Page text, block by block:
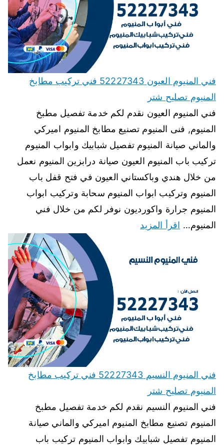
فني المنيوم العيون 52227343 فني تركيب مطابخ
المنيوم تصليح شتر
فني المنيوم العيون نقدم لكم خدمة تفصيل مطبخ
المنيوم, فنى المنيوم تصنيع مطابخ المنيوم اميركي
والماني صيانة المنيوم تفصيل شبابيك وابواب المنيوم
تركيب باب المنيوم العيون صيانة درابزين المنيوم نعمل
من خلال هندي وباكستاني العيون في فتح قفل باب
المنيوم وتركيب ابواب المنيوم سحابة وتركيب ابواب
المنيوم جرارة واكورديون نوفر لكم من خلال فني
المنيوم… اقرأ المزيد
فني المنيوم النسيم 52227343 فني تركيب مطابخ
المنيوم تصليح شتر
فني المنيوم النسيم نقدم لكم خدمة تفصيل مطبخ
المنيوم تصنيع مطابخ المنيوم اميركي والماني صيانة
المنيوم تفصيل شبابيك وابواب المنيوم تركيب باب